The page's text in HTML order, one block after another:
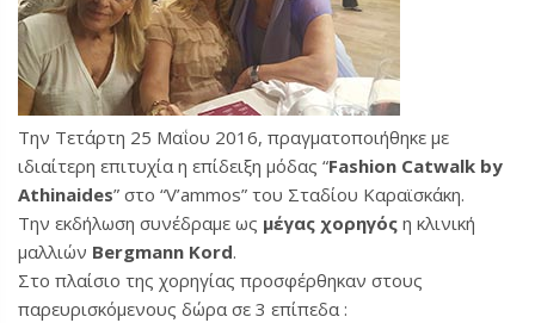
Την Τετάρτη 25 Μαΐου 2016, πραγματοποιήθηκε με
ιδιαίτερη επιτυχία η επίδειξη μόδας “Fashion Catwalk by
Athinaides” στο “V’ammos” του Σταδίου Καραϊσκάκη.
Την εκδήλωση συνέδραμε ως μέγας χορηγός η κλινική
μαλλιών Bergmann Kord.
Στο πλαίσιο της χορηγίας προσφέρθηκαν στους
παρευρισκόμενους δώρα σε 3 επίπεδα :